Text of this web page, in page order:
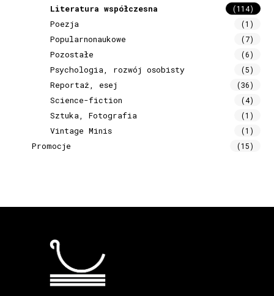
Literatura współczesna (114)
Poezja (1)
Popularnonaukowe (7)
Pozostałe (6)
Psychologia, rozwój osobisty (5)
Reportaż, esej (36)
Science-fiction (4)
Sztuka, Fotografia (1)
Vintage Minis (1)
Promocje (15)